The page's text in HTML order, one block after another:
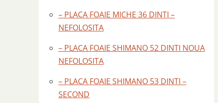
– PLACA FOAIE MICHE 36 DINTI –
NEFOLOSITA
– PLACA FOAIE SHIMANO 52 DINTI NOUA
NEFOLOSITA
– PLACA FOAIE SHIMANO 53 DINTI –
SECOND